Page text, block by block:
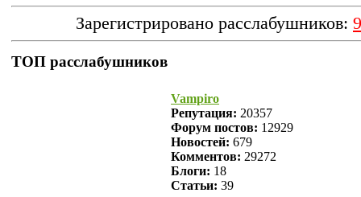
Зарегистрировано расслабушников:
ТОП расслабушников
Vampiro
Репутация: 20357
Форум постов: 12929
Новостей: 679
Комментов: 29272
Блоги: 18
Статьи: 39